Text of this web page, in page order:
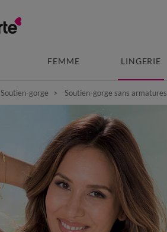
FEMME LINGERIE
Soutien-gorge Soutien-gorge sans armatures